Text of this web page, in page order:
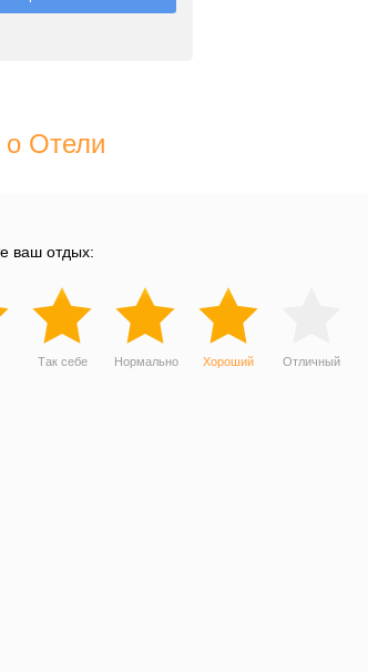
Отели
ваш отдых:
Так себе Нормально Хороший Отличный